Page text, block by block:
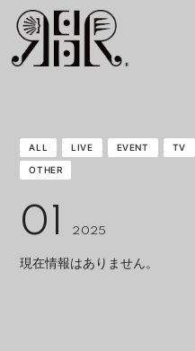
ALL LIVE EVENT TV
OTHER
01 2025
現在情報はありません。